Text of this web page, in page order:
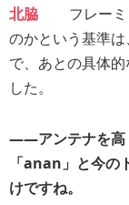
北脇
フレー
のかという基準
で、あとの具体
した。
――アンテナを高
「anan」と今の
けですね。